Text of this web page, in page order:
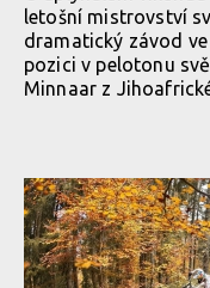
letošní mistrovství
dramatický závod
pozici v pelotonu
Minnaar z